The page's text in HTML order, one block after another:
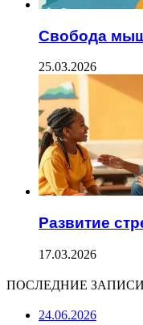
Свобода
25.03.2026
Развитие
17.03.2026
ПОСЛЕДНИЕ ЗАПИСИ
24.06.2026